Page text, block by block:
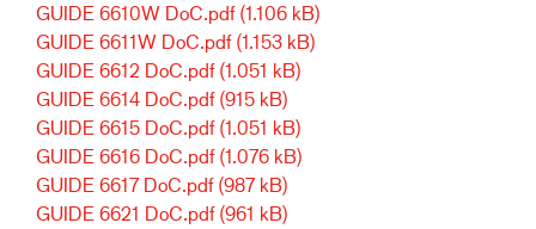
GUIDE 6610W DoC.pdf (1.106 kB)
GUIDE 6611W DoC.pdf (1.153 kB)
GUIDE 6612 DoC.pdf (1.051 kB)
GUIDE 6614 DoC.pdf (915 kB)
GUIDE 6615 DoC.pdf (1.051 kB)
GUIDE 6616 DoC.pdf (1.076 kB)
GUIDE 6617 DoC.pdf (987 kB)
GUIDE 6621 DoC.pdf (961 kB)